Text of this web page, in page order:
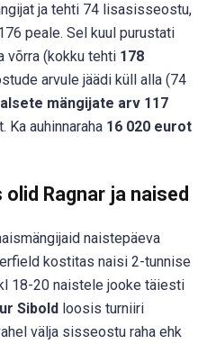
ja tehti 74 lisasisseostu,
peale. Sel kuul purustati
võrra (kokku tehti 178
arvule jäädi küll alla (74
mängijate arv 117
Ka auhinnaraha 16 020 eurot
Ragnar ja naised
naistepäeva
kostitas naisi 2-tunnise
18-20 naistele jooke täiesti
Sibold loosis turniiri
välja sisseostu raha ehk